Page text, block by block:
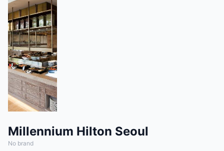
Millennium Hilton Seoul
No brand